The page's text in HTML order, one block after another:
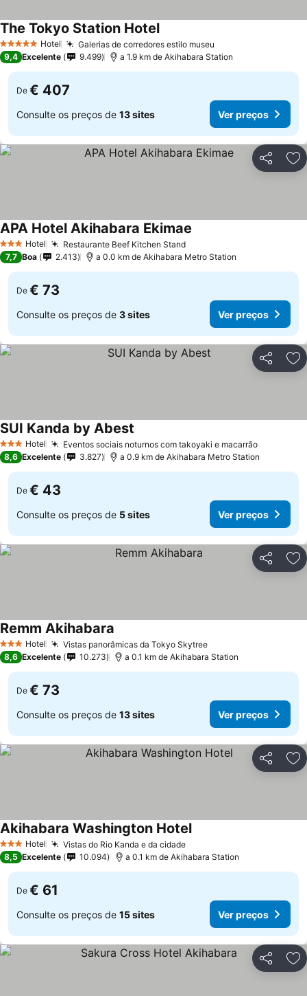
5 Estrelas Hotel Galerias de corredores estilo museu
The Tokyo Station Hotel
9,4 Excelente 9.499 a 1.9 km de Akihabara Station
De € 407
Consulte os preços de 13 sites Ver preços
Partilhar
3 EstrelasHotel Restaurante Beef Kitchen Stand
APA Hotel Akihabara Ekimae
7,7 Boa 2.413 a 0.0 km de Akihabara Metro Station
De € 73
Consulte os preços de 3 sites Ver preços
Partilhar
3 EstrelasHotel Eventos sociais noturnos com takoyaki e macarrão
SUI Kanda by Abest
8,6 Excelente 3.827 a 0.9 km de Akihabara Metro Station
De € 43
Consulte os preços de 5 sites Ver preços
Partilhar
3 EstrelasHotel Vistas panorâmicas da Tokyo Skytree
Remm Akihabara
8,6 Excelente 10.273 a 0.1 km de Akihabara Station
De € 73
Consulte os preços de 13 sites Ver preços
Partilhar
3 EstrelasHotel Vistas do Rio Kanda e da cidade
Akihabara Washington Hotel
8,5 Excelente 10.094 a 0.1 km de Akihabara Station
De € 61
Consulte os preços de 15 sites Ver preços
Partilhar